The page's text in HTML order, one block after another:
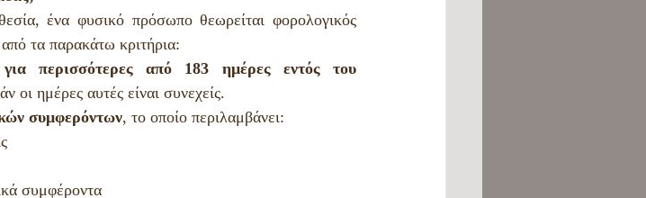
ένα φυσικό πρόσωπο θεωρείται φορολογικός
τα παρακάτω κριτήρια:
περισσότερες από 183 ημέρες εντός του
οι ημέρες αυτές είναι συνεχείς.
συμφερόντων, το οποίο περιλαμβάνει:
συμφέροντα